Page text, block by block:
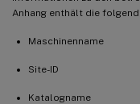
Anhang enthält die
Maschinenname
Site-ID
Katalogname